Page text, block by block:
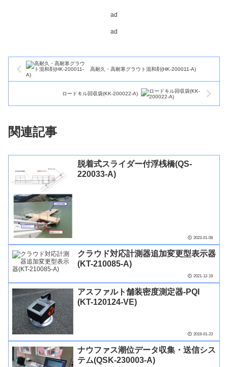
ad
ad
高耐久・高耐寒グラウト混和剤(HK-200011-A)
ロードキル回収袋(KK-200022-A)
関連記事
脱着式スライダー付浮桟橋(QS-
220033-A)
2023-01-08
クラウド対応計測器追加変更型表示器
(KT-210085-A)
2021-12-19
アスファルト舗装密度測定器-PQI
(KT-120124-VE)
2019-01-23
ナウファス潮位データ収集・送信シス
テム(QSK-230003-A)